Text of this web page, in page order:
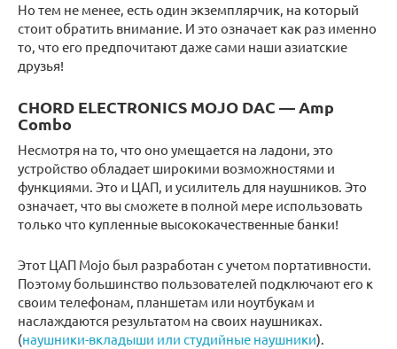
Но тем не менее, есть один экземплярчик, на который
стоит обратить внимание. И это означает как раз именно
то, что его предпочитают даже сами наши азиатские
друзья!
CHORD ELECTRONICS MOJO DAC — Amp
Combo
Несмотря на то, что оно умещается на ладони, это
устройство обладает широкими возможностями и
функциями. Это и ЦАП, и усилитель для наушников. Это
означает, что вы сможете в полной мере использовать
только что купленные высококачественные банки!
Этот ЦАП Mojo был разработан с учетом портативности.
Поэтому большинство пользователей подключают его к
своим телефонам, планшетам или ноутбукам и
наслаждаются результатом на своих наушниках.
(наушники-вкладыши или студийные наушники).